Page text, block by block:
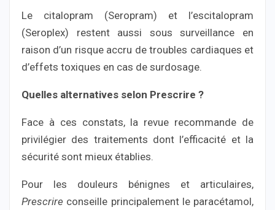
Le citalopram (Seropram) et l’escitalopram
(Seroplex) restent aussi sous surveillance en
raison d’un risque accru de troubles cardiaques et
d’effets toxiques en cas de surdosage.
Quelles alternatives selon Prescrire ?
Face à ces constats, la revue recommande de
privilégier des traitements dont l’efficacité et la
sécurité sont mieux établies.
Pour les douleurs bénignes et articulaires,
Prescrire conseille principalement le paracétamol,